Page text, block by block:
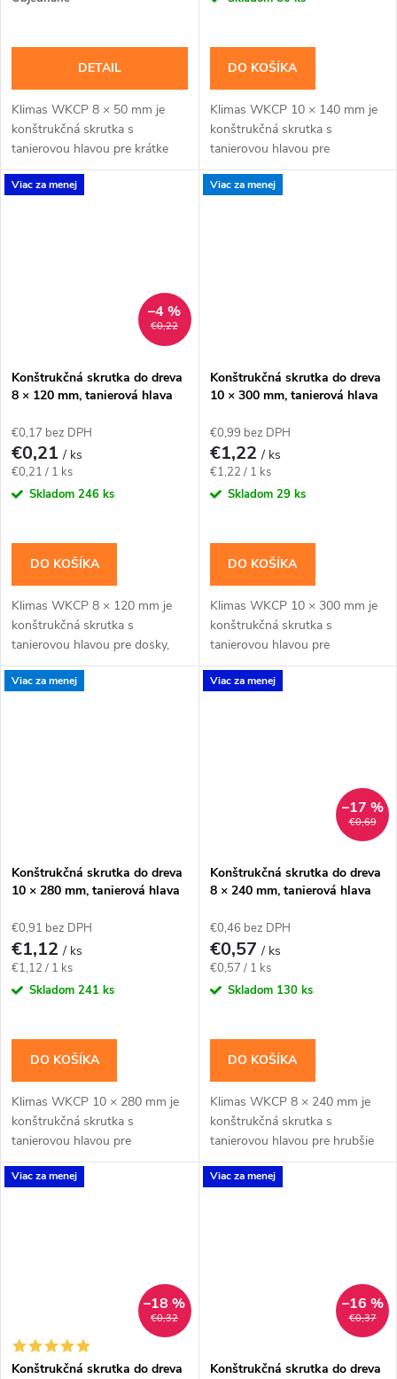
DETAIL
Klimas WKCP 8 × 50 mm je
konštrukčná skrutka s
tanierovou hlavou pre krátke
spoje dreva a vybrané kovanie,
ak to povoľuje návrh spoja.
DO KOŠÍKA
Klimas WKCP 10 × 140 mm je
konštrukčná skrutka s
tanierovou hlavou pre
masívnejšie drevené prvky a
konštrukčné spoje navrhnuté
Viac za menej
€0,22
–4 %
Konštrukčná skrutka do dreva
8 × 120 mm, tanierová hlava
€0,17 bez DPH
€0,21/ ks
Jednotková
cena:
€0,21 / 1 ks
Skladom 246 ks
DO KOŠÍKA
Klimas WKCP 8 × 120 mm je
konštrukčná skrutka s
tanierovou hlavou pre dosky,
laty, menšie hranoly a kratšie
tesárske spoje. Závit má
Viac za menej
Konštrukčná skrutka do dreva
10 × 300 mm, tanierová hlava
€0,99 bez DPH
€1,22/ ks
Jednotková
cena:
€1,22 / 1 ks
Skladom 29 ks
DO KOŠÍKA
Klimas WKCP 10 × 300 mm je
konštrukčná skrutka s
tanierovou hlavou pre
masívnejšie drevené prvky a
konštrukčné spoje navrhnuté
Viac za menej
Konštrukčná skrutka do dreva
10 × 280 mm, tanierová hlava
€0,91 bez DPH
€1,12/ ks
Jednotková
cena:
€1,12 / 1 ks
Skladom 241 ks
DO KOŠÍKA
Klimas WKCP 10 × 280 mm je
konštrukčná skrutka s
tanierovou hlavou pre
masívnejšie drevené prvky a
konštrukčné spoje navrhnuté
Viac za menej
€0,69
–17 %
Konštrukčná skrutka do dreva
8 × 240 mm, tanierová hlava
€0,46 bez DPH
€0,57/ ks
Jednotková
cena:
€0,57 / 1 ks
Skladom 130 ks
DO KOŠÍKA
Klimas WKCP 8 × 240 mm je
konštrukčná skrutka s
tanierovou hlavou pre hrubšie
trámy, krokvy a viacvrstvové
drevené zostavy. Závit má
Viac za menej
€0,32
–18 %
Konštrukčná skrutka do dreva
Viac za menej
€0,37
–16 %
Konštrukčná skrutka do dreva